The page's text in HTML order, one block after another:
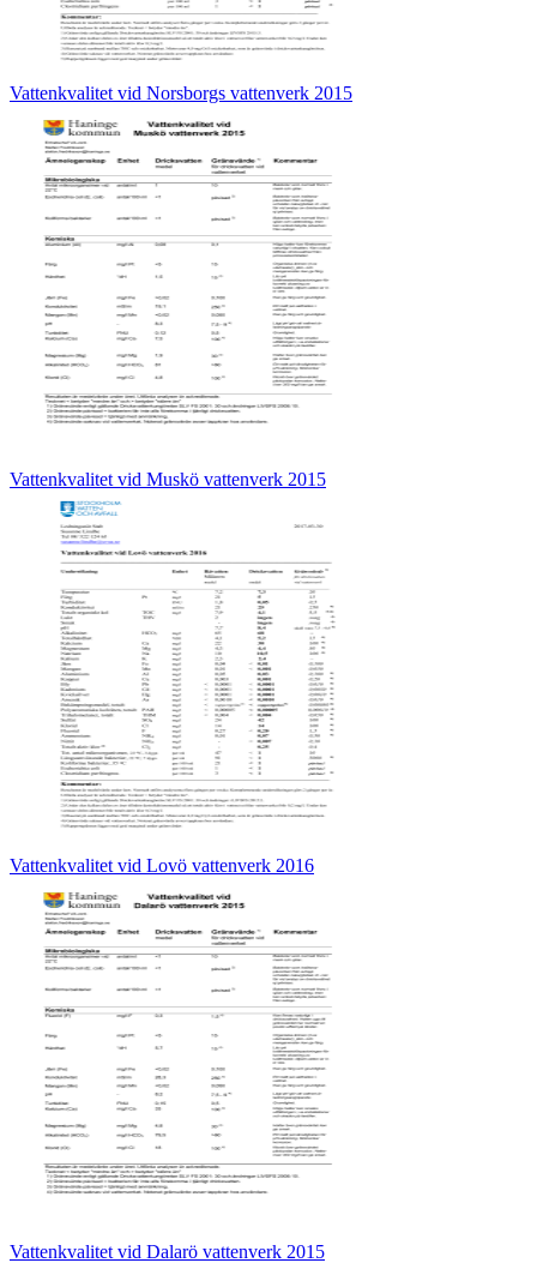
Vattenkvalitet vid Norsborgs vattenverk 2015
Vattenkvalitet vid Muskö vattenverk 2015
Vattenkvalitet vid Lovö vattenverk 2016
Vattenkvalitet vid Dalarö vattenverk 2015